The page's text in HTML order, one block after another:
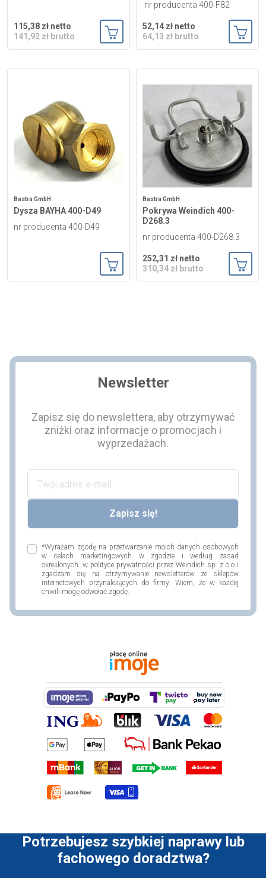
115,38 zł netto
141,92 zł brutto
Dodaj do koszyka
nr producenta 400-F82
52,14 zł netto
64,13 zł brutto
Bastra GmbH
Dysza BAYHA 400-D49
nr producenta 400-D49
Dodaj do koszyka
Bastra GmbH
Pokrywa Weindich 400-
D268.3
nr producenta 400-D268.3
252,31 zł netto
310,34 zł brutto
Newsletter
Zapisz się do newslettera, aby otrzymywać
zniżki oraz informacje o promocjach i
wyprzedażach.
*Wyrażam zgodę na przetwarzanie moich danych osobowych
w celach marketingowych w zgodzie i według zasad
określonych w polityce prywatności przez Weindich sp. z o.o i
zgadzam się na otrzymywanie newsletterów ze sklepów
internetowych przynależących do firmy. Wiem, że w każdej
chwili mogę odwołać zgodę.
Potrzebujesz szybkiej naprawy lub
fachowego doradztwa?